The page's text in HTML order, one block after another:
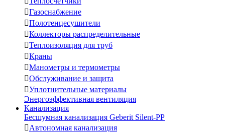
Газоснабжение
Полотенцесушители
Коллекторы распределительные
Теплоизоляция для труб
Краны
Манометры и термометры
Обслуживание и защита
Уплотнительные материалы
Энергоэффективная вентиляция
Канализация
Бесшумная канализация Geberit Silent-PP
Автономная канализация